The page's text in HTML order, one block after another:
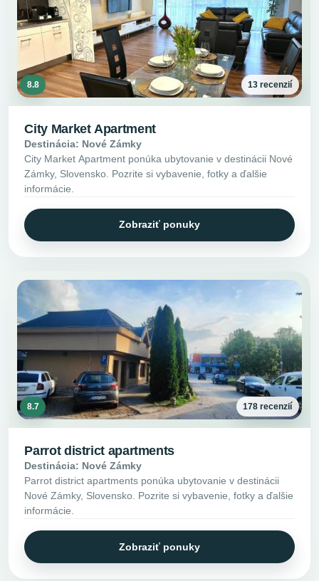
8.8 13 recenzií
City Market Apartment
Destinácia: Nové Zámky
City Market Apartment ponúka ubytovanie v destinácii Nové
Zámky, Slovensko. Pozrite si vybavenie, fotky a ďalšie
informácie.
Zobraziť ponuky
8.7 178 recenzií
Parrot district apartments
Destinácia: Nové Zámky
Parrot district apartments ponúka ubytovanie v destinácii
Nové Zámky, Slovensko. Pozrite si vybavenie, fotky a ďalšie
informácie.
Zobraziť ponuky